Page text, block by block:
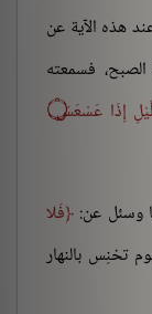
هذه الآية عن
فسمعته
فَلا أُقْسِمُ بِالْخُنَّسِ ۝ الْجَوَارِ الْكُنَّسِ ۝ وَاللَّيْلِ إِذَا عَسْعَسَ ۝
وسئل عن: فَلا
تخنِس بالنهار